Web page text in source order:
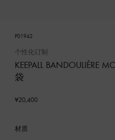
P01942
个性化订制
KEEPALL BANDOULIÈRE
袋
¥20,400
材质
已